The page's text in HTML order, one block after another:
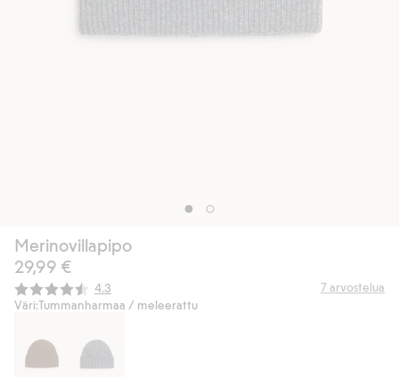
Merinovillapipo
29,99 €
Keskimääräinen luokitus:
4.3 7arvostelua
Väri:Tummanharmaa / meleerattu